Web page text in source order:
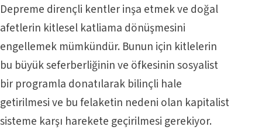
Depreme dirençli kentler inşa etmek ve doğal
afetlerin kitlesel katliama dönüşmesini
engellemek mümkündür. Bunun için kitlelerin
bu büyük seferberliğinin ve öfkesinin sosyalist
bir programla donatılarak bilinçli hale
getirilmesi ve bu felaketin nedeni olan kapitalist
sisteme karşı harekete geçirilmesi gerekiyor.